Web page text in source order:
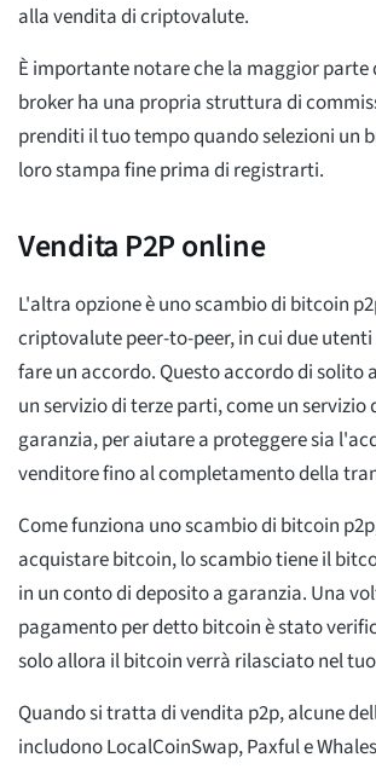
alla vendita di criptovalute.
È importante notare che la maggior parte
broker ha una propria struttura di
prenditi il tuo tempo quando selezioni un
loro stampa fine prima di registrarti.
Vendita P2P online
L'altra opzione è uno scambio di bitcoin
criptovalute peer-to-peer, in cui due
fare un accordo. Questo accordo di solito
un servizio di terze parti, come un servizio
garanzia, per aiutare a proteggere sia
venditore fino al completamento della
Come funziona uno scambio di bitcoin
acquistare bitcoin, lo scambio tiene il
in un conto di deposito a garanzia. Una
pagamento per detto bitcoin è stato
solo allora il bitcoin verrà rilasciato nel
Quando si tratta di vendita p2p, alcune
includono LocalCoinSwap, Paxful e